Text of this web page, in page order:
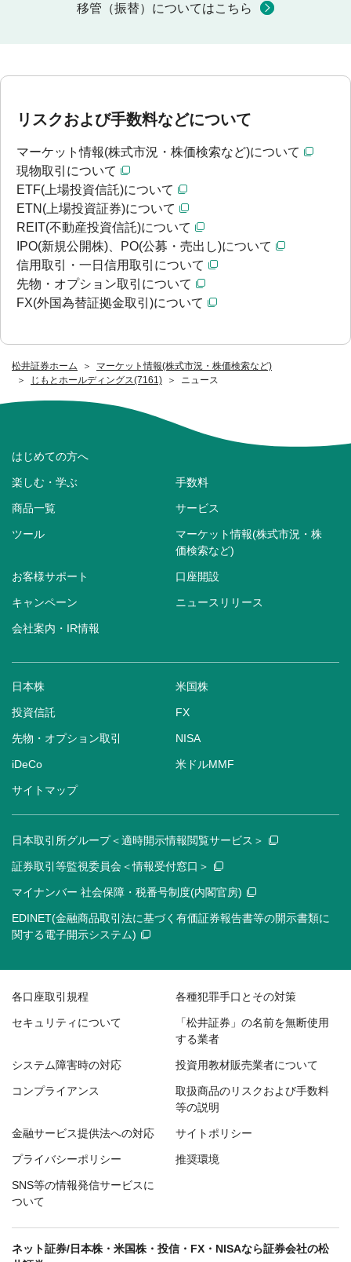
松井証券ホーム
マーケット情報(株式市況・株価検索など)
じもとホールディングス(7161)
ニュース
移管（振替）についてはこちら
リスクおよび手数料などについて
マーケット情報(株式市況・株価検索など)について
現物取引について
ETF(上場投資信託)について
ETN(上場投資証券)について
REIT(不動産投資信託)について
IPO(新規公開株)、PO(公募・売出し)について
信用取引・一日信用取引について
先物・オプション取引について
FX(外国為替証拠金取引)について
はじめての方へ
楽しむ・学ぶ 手数料
商品一覧 サービス
ツール
マーケット情報(株式市況・株
価検索など)
お客様サポート 口座開設
キャンペーン ニュースリリース
会社案内・IR情報
日本株 米国株
投資信託 FX
先物・オプション取引 NISA
iDeCo 米ドルMMF
サイトマップ
日本取引所グループ＜適時開示情報閲覧サービス＞
証券取引等監視委員会＜情報受付窓口＞
マイナンバー 社会保障・税番号制度(内閣官房)
EDINET(金融商品取引法に基づく有価証券報告書等の開示書類に
関する電子開示システム)
各口座取引規程 各種犯罪手口とその対策
セキュリティについて
「松井証券」の名前を無断使用
する業者
システム障害時の対応 投資用教材販売業者について
コンプライアンス
取扱商品のリスクおよび手数料
等の説明
金融サービス提供法への対応 サイトポリシー
プライバシーポリシー 推奨環境
SNS等の情報発信サービスに
ついて
ネット証券/日本株・米国株・投信・FX・NISAなら証券会社の松